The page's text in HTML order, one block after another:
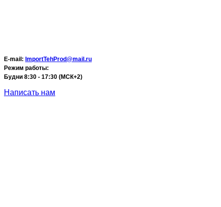
E-mail: ImportTehProd@mail.ru
Режим работы:
Будни 8:30 - 17:30 (МСК+2)
Написать нам